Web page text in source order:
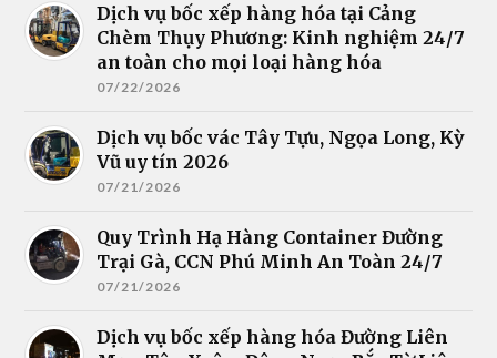
Dịch vụ bốc xếp hàng hóa tại Cảng
Chèm Thụy Phương: Kinh nghiệm 24/7
an toàn cho mọi loại hàng hóa
07/22/2026
Dịch vụ bốc vác Tây Tựu, Ngọa Long, Kỳ
Vũ uy tín 2026
07/21/2026
Quy Trình Hạ Hàng Container Đường
Trại Gà, CCN Phú Minh An Toàn 24/7
07/21/2026
Dịch vụ bốc xếp hàng hóa Đường Liên